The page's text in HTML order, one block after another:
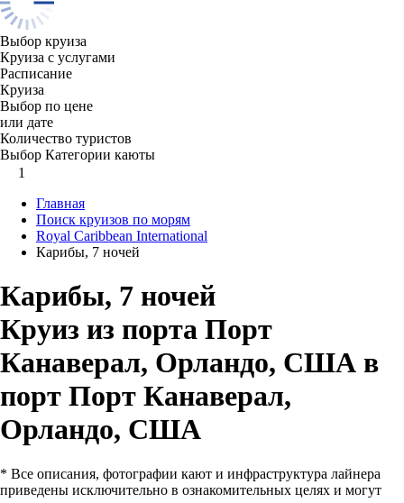
Выбор круиза
Круиза с услугами
Расписание
Круиза
Выбор по цене
или дате
Количество туристов
Выбор Категории каюты
1
Главная
Поиск круизов по морям
Royal Caribbean International
Карибы, 7 ночей
Карибы, 7 ночей
Круиз из порта Порт
Канаверал, Орландо, США в
порт Порт Канаверал,
Орландо, США
* Все описания, фотографии кают и инфраструктура лайнера
приведены исключительно в ознакомительных целях и могут